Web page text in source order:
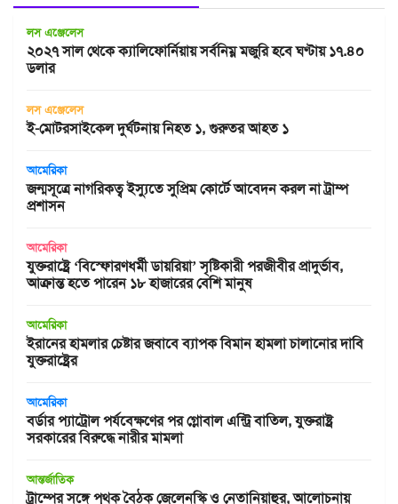
লস এঞ্জেলেস
২০২৭ সাল থেকে ক্যালিফোর্নিয়ায় সর্বনিম্ন মজুরি হবে ঘণ্টায় ১৭.৪০
ডলার
লস এঞ্জেলেস
ই-মোটরসাইকেল দুর্ঘটনায় নিহত ১, গুরুতর আহত ১
আমেরিকা
জন্মসূত্রে নাগরিকত্ব ইস্যুতে সুপ্রিম কোর্টে আবেদন করল না ট্রাম্প
প্রশাসন
আমেরিকা
যুক্তরাষ্ট্রে ‘বিস্ফোরণধর্মী ডায়রিয়া’ সৃষ্টিকারী পরজীবীর প্রাদুর্ভাব,
আক্রান্ত হতে পারেন ১৮ হাজারের বেশি মানুষ
আমেরিকা
ইরানের হামলার চেষ্টার জবাবে ব্যাপক বিমান হামলা চালানোর দাবি
যুক্তরাষ্ট্রের
আমেরিকা
বর্ডার প্যাট্রোল পর্যবেক্ষণের পর গ্লোবাল এন্ট্রি বাতিল, যুক্তরাষ্ট্র
সরকারের বিরুদ্ধে নারীর মামলা
আন্তর্জাতিক
ট্রাম্পের সঙ্গে পৃথক বৈঠক জেলেনস্কি ও নেতানিয়াহুর, আলোচনায়